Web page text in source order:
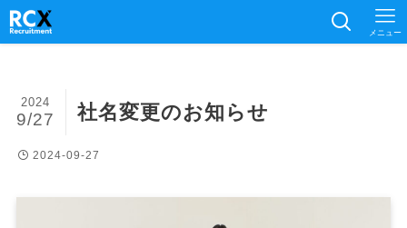
メニュー
社名変更のお知らせ
2024
9/27
2024-09-27